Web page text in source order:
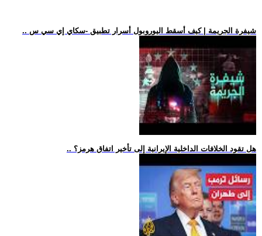
.. شيفرة الجريمة | كيف أسقط اليوروبول أسرار تطبيق -سكاي إي سي س
.. هل تقود الخلافات الداخلية الإيرانية إلى تأخير اتفاق هرمز؟